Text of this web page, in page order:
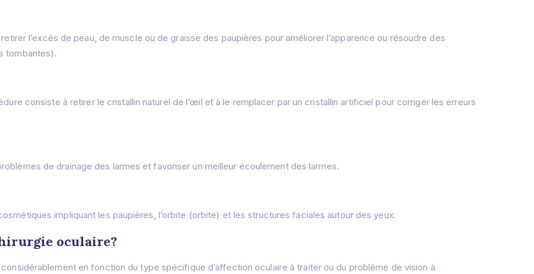
l’excès de peau, de muscle ou de graisse des paupières pour améliorer l’apparence ou résoudre des
tombantes).
consiste à retirer le cristallin naturel de l’œil et à le remplacer par un cristallin artificiel pour corriger les erreurs
de drainage des larmes et favoriser un meilleur écoulement des larmes.
impliquant les paupières, l’orbite (orbite) et les structures faciales autour des yeux.
oculaire?
en fonction du type spécifique d’affection oculaire à traiter ou du problème de vision à